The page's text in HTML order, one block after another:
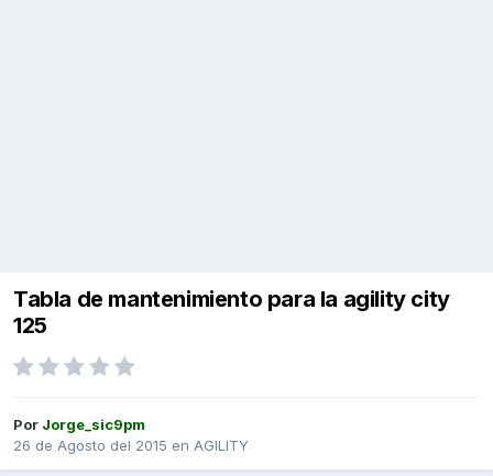
Tabla de mantenimiento para la agility city
125
Por Jorge_sic9pm
26 de Agosto del 2015 en AGILITY